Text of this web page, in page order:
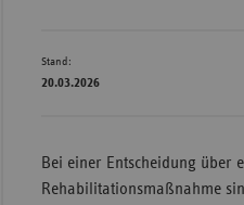
Stand:
20.03.2026
Bei einer Entscheidung über
Rehabilitationsmaßnahme